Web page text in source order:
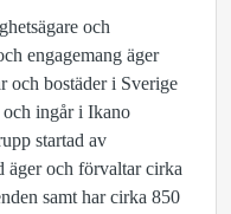
och
engagemang äger
och bostäder i Sverige
ingår i Ikano
startad av
och förvaltar cirka
samt har cirka 850